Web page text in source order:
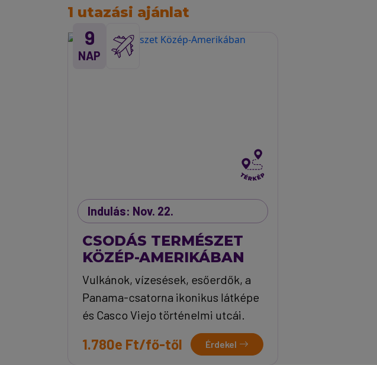
1 utazási ajánlat
9
NAP
Indulás: Nov. 22.
CSODÁS TERMÉSZET
KÖZÉP-AMERIKÁBAN
Vulkánok, vízesések, esőerdők, a
Panama-csatorna ikonikus látképe
és Casco Viejo történelmi utcái.
1.780e Ft/fő-től Érdekel